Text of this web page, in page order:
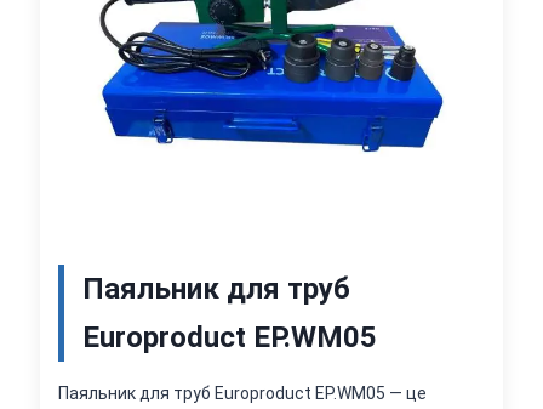
Паяльник для труб
Europroduct EP.WM05
Паяльник для труб Europroduct EP.WM05 — це